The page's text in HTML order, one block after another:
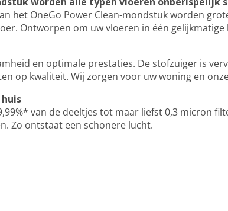
het OneGo Power Clean-mondstuk worden
Ontworpen om uw vloeren in één gelijkmatige
en optimale prestaties. De stofzuiger is
op kwaliteit. Wij zorgen voor uw woning en
van de deeltjes tot maar liefst 0,3 micron
Zo ontstaat een schonere lucht.